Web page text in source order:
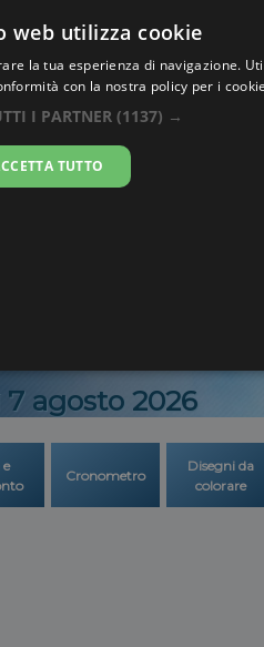
.co
agosto 2026
Cronometro
Disegni da
colorare
web utilizza cookie
la tua esperienza di navigazione.
con la nostra policy per i
I PARTNER (1137) →
TUTTO